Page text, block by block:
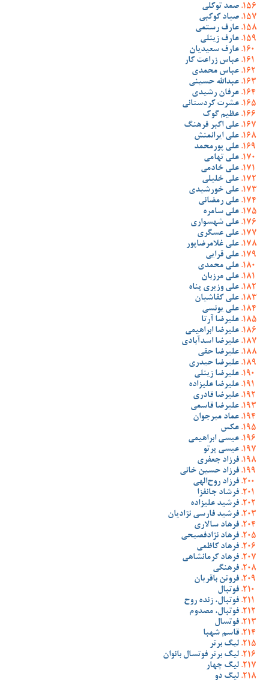
صمد توکلی
صیاد کوکبی
عارف رستمی
عارف زینلی
عارف سعیدیان
عباس زراعت کار
عباس محمدی
عبدالله حسینی
عرفان رشیدی
عشرت کردستانی
عظیم گوک
علی اکبر فرهنگ
علی ایرانمنش
علی پورمحمد
علی تهامی
علی خادمی
علی خلیلی
علی خورشیدی
علی رمضانی
علی سامره
علی شهسواری
علی عسگری
علی غلامرضاپور
علی قرایی
علی محمدی
علی مرزبان
علی وزیری پناه
علی کفاشیان
علی یونسی
علیرضا آرتا
علیرضا ابراهیمی
علیرضا اسدآبادی
علیرضا حقی
علیرضا حیدری
علیرضا زینلی
علیرضا علیزاده
علیرضا قادری
علیرضا قاسمی
عماد میرجوان
عکس
عیسی ابراهیمی
عیسی پرتو
فرزاد جعفری
فرزاد حسین خانی
فرزاد روح‌الهی
فرشاد جانفزا
فرشید علیزاده
فرشید فارسی نژادیان
فرهاد سالاری
فرهاد نژادفصیحی
فرهاد کاظمی
فرهاد کرمانشاهی
فرهنگی
فروتن باقریان
فوتبال
فوتبال، زنده روح
فوتبال، مصدوم
فوتسال
قاسم شهبا
لیگ برتر
لیگ برتر فوتسال بانوان
لیگ چهار
لیگ دو